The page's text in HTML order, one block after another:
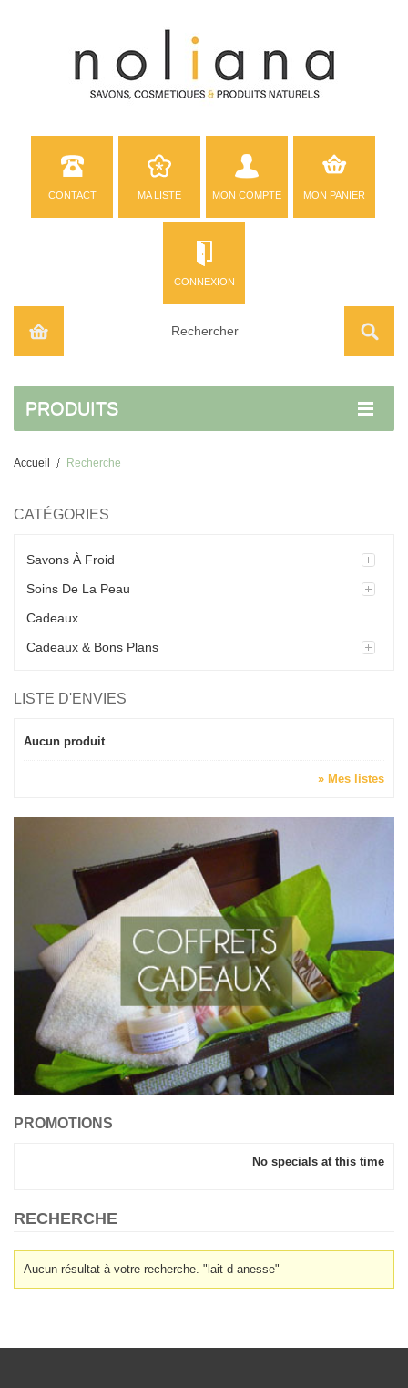
CONTACT MA LISTE MON COMPTE MON PANIER
CONNEXION
PRODUITS
Accueil Recherche
CATÉGORIES
Savons À Froid
Soins De La Peau
Cadeaux
Cadeaux & Bons Plans
LISTE D'ENVIES
Aucun produit
» Mes listes
PROMOTIONS
No specials at this time
RECHERCHE
Aucun résultat à votre recherche. "lait d anesse"